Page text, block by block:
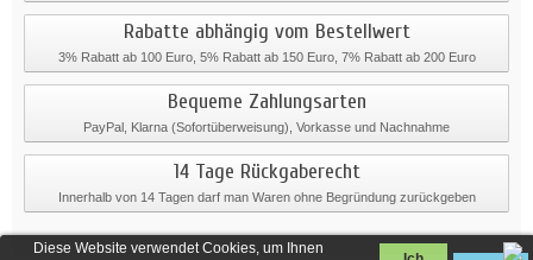
Diese Website verwendet Cookies, um Ihnen
Rabatte abhängig vom Bestellwert
3% Rabatt ab 100 Euro, 5% Rabatt ab 150 Euro, 7% Rabatt ab 200 Euro
Bequeme Zahlungsarten
PayPal, Klarna (Sofortüberweisung), Vorkasse und Nachnahme
14 Tage Rückgaberecht
Innerhalb von 14 Tagen darf man Waren ohne Begründung zurückgeben